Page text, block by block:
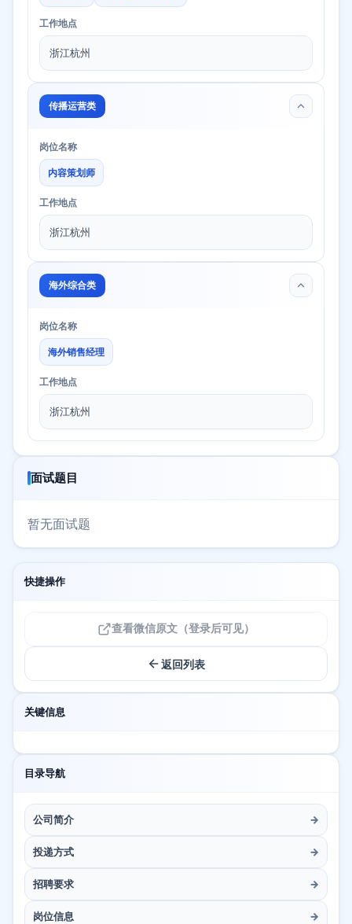
工作地点
浙江杭州
传播运营类
岗位名称
内容策划师
工作地点
浙江杭州
海外综合类
岗位名称
海外销售经理
工作地点
浙江杭州
面试题目
暂无面试题
快捷操作
查看微信原文（登录后可见）
返回列表
关键信息
目录导航
公司简介 →
投递方式 →
招聘要求 →
岗位信息 →